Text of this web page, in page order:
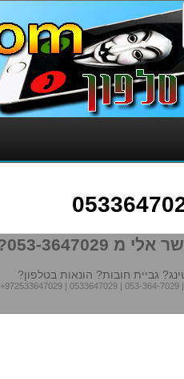
053-3647029?
גביית חובות? הונאות בטלפון?
+972533647029 | 0533647029 | 053-364-7029 |